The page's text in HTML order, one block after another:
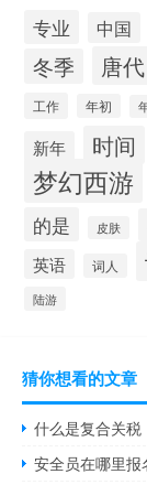
专业 中国
冬季 唐代
工作 年初
新年 时间
梦幻西游
的是 皮肤
英语 词人
陆游
猜你想看的文章
什么是复合关税
安全员在哪里报